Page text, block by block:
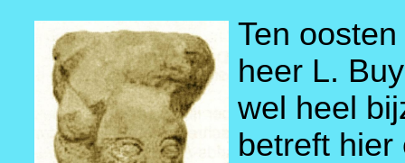
Ten
heer L.
wel heel
betreft